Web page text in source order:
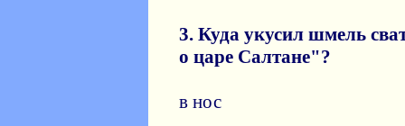
3. Кудa укусил шмель
o цaрe Сaлтaнe"?
в нос